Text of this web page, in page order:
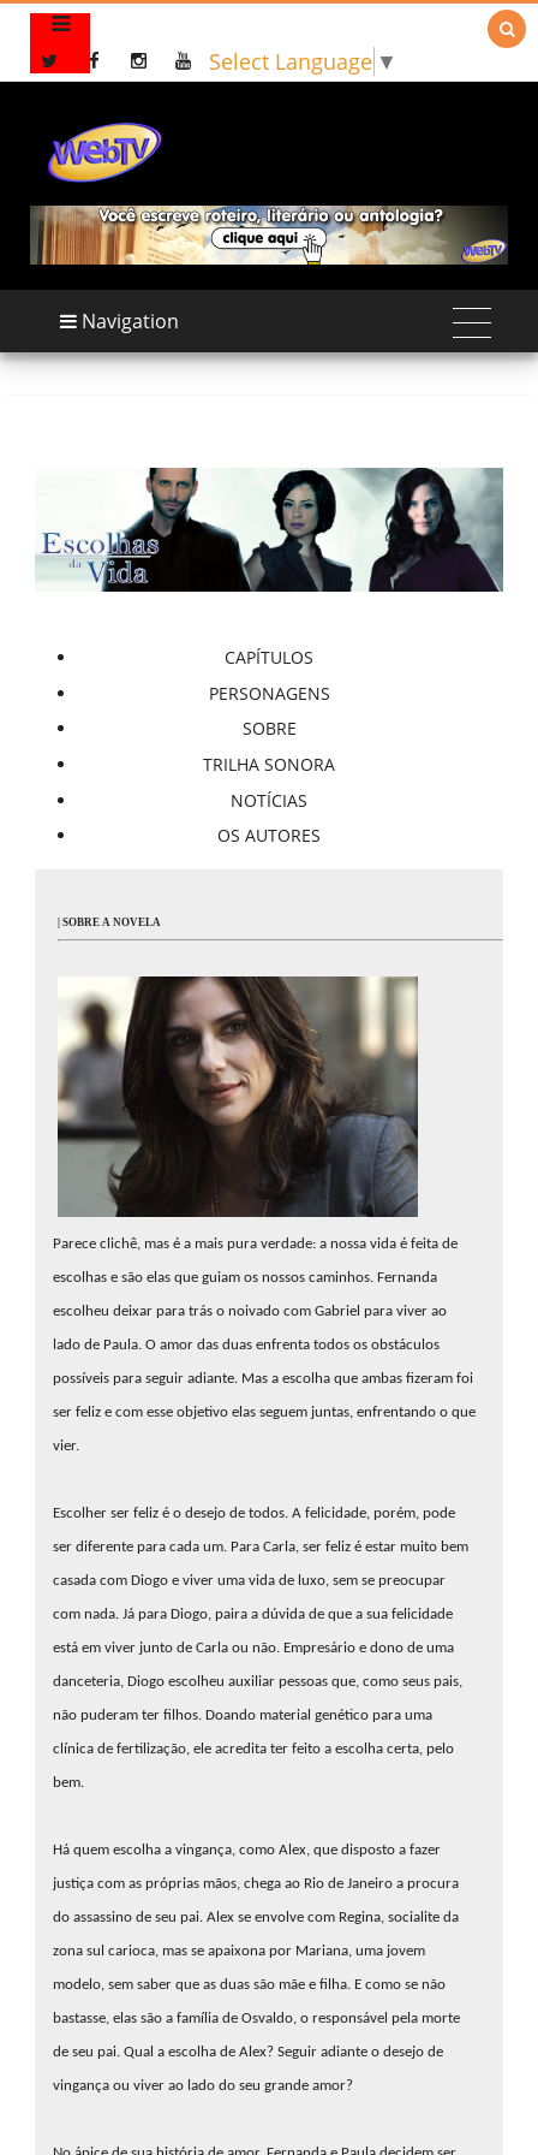
Select Language ▼

Navigation
CAPÍTULOS
PERSONAGENS
SOBRE
TRILHA SONORA
NOTÍCIAS
OS AUTORES
| SOBRE A NOVELA
Parece clichê, mas é a mais pura verdade: a nossa vida é feita de
escolhas e são elas que guiam os nossos caminhos. Fernanda
escolheu deixar para trás o noivado com Gabriel para viver ao
lado de Paula. O amor das duas enfrenta todos os obstáculos
possíveis para seguir adiante. Mas a escolha que ambas fizeram foi
ser feliz e com esse objetivo elas seguem juntas, enfrentando o que
vier.
Escolher ser feliz é o desejo de todos. A felicidade, porém, pode
ser diferente para cada um. Para Carla, ser feliz é estar muito bem
casada com Diogo e viver uma vida de luxo, sem se preocupar
com nada. Já para Diogo, paira a dúvida de que a sua felicidade
está em viver junto de Carla ou não. Empresário e dono de uma
danceteria, Diogo escolheu auxiliar pessoas que, como seus pais,
não puderam ter filhos. Doando material genético para uma
clínica de fertilização, ele acredita ter feito a escolha certa, pelo
bem.
Há quem escolha a vingança, como Alex, que disposto a fazer
justiça com as próprias mãos, chega ao Rio de Janeiro a procura
do assassino de seu pai. Alex se envolve com Regina, socialite da
zona sul carioca, mas se apaixona por Mariana, uma jovem
modelo, sem saber que as duas são mãe e filha. E como se não
bastasse, elas são a família de Osvaldo, o responsável pela morte
de seu pai. Qual a escolha de Alex? Seguir adiante o desejo de
vingança ou viver ao lado do seu grande amor?